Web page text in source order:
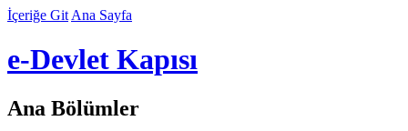
İçeriğe Git Ana Sayfa
e-Devlet Kapısı
Ana Bölümler